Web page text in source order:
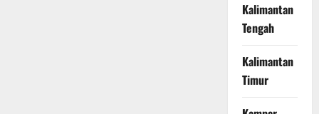
Kalimantan
Tengah
Kalimantan
Timur